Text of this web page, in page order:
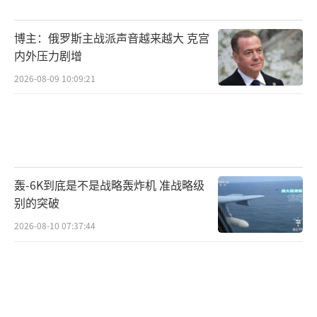
博主：俄罗斯主战派声音越来越大 克宫
内外压力剧增
2026-08-09 10:09:21
轰-6K到底是不是战略轰炸机 准战略级
别的突破
2026-08-10 07:37:44